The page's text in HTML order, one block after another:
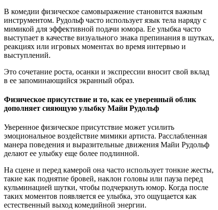
В комедии физическое самовыражение становится важным
инструментом. Рудольф часто использует язык тела наряду с
мимикой для эффективной подачи юмора. Ее улыбка часто
выступает в качестве визуального знака препинания в шутках,
реакциях или игровых моментах во время интервью и
выступлений.
Это сочетание роста, осанки и экспрессии вносит свой вклад
в ее запоминающийся экранный образ.
Физическое присутствие и то, как ее уверенный облик
дополняет сияющую улыбку Майи Рудольф
Уверенное физическое присутствие может усилить
эмоциональное воздействие мимики артиста. Расслабленная
манера поведения и выразительные движения Майи Рудольф
делают ее улыбку еще более подлинной.
На сцене и перед камерой она часто использует тонкие жесты,
такие как поднятие бровей, наклон головы или пауза перед
кульминацией шутки, чтобы подчеркнуть юмор. Когда после
таких моментов появляется ее улыбка, это ощущается как
естественный выход комедийной энергии.